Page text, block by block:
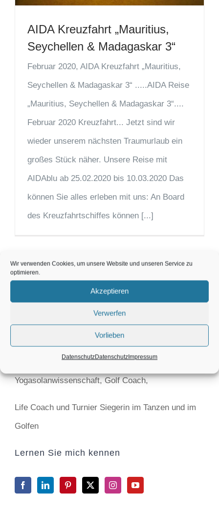
Wir verwenden Cookies, um unsere Website und unseren Service zu
optimieren.
Akzeptieren
Verwerfen
Vorlieben
DatenschutzDatenschutzImpressum
AIDA Kreuzfahrt „Mauritius,
Seychellen & Madagaskar 3“
Februar 2020, AIDA Kreuzfahrt „Mauritius,
Seychellen & Madagaskar 3“ .....AIDA Reise
„Mauritius, Seychellen & Madagaskar 3“....
Februar 2020 Kreuzfahrt... Jetzt sind wir
wieder unserem nächsten Traumurlaub ein
großes Stück näher. Unsere Reise mit
AIDAblu ab 25.02.2020 bis 10.03.2020 Das
können Sie alles erleben mit uns: An Board
des Kreuzfahrtschiffes können [...]
Diplomierte Energieumfeldberaterin nach der
Yogasolanwissenschaft, Golf Coach,
Life Coach und Turnier Siegerin im Tanzen und im
Golfen
Lernen Sie mich kennen